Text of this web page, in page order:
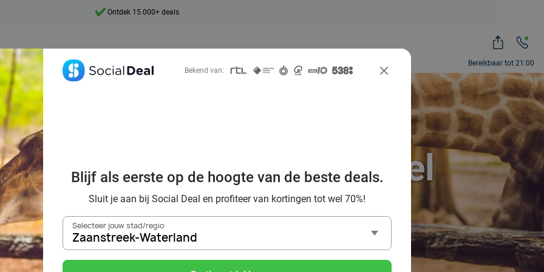
Bereikbaar tot 21:00
7 dagen per week beschikbaar
voordeelshop: ah, zoveel
mooie deals!
Bekend van:
Blijf als eerste op de hoogte van de beste deals.
Sluit je aan bij Social Deal en profiteer van kortingen tot wel 70%!
Selecteer jouw stad/regio:
Zaanstreek-Waterland